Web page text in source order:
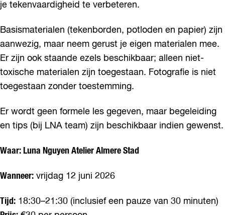
je tekenvaardigheid te verbeteren.
Basismaterialen (tekenborden, potloden en papier) zijn
aanwezig, maar neem gerust je eigen materialen mee.
Er zijn ook staande ezels beschikbaar; alleen niet-
toxische materialen zijn toegestaan. Fotografie is niet
toegestaan zonder toestemming.
Er wordt geen formele les gegeven, maar begeleiding
en tips (bij LNA team) zijn beschikbaar indien gewenst.
Waar: Luna Nguyen Atelier Almere Stad
Wanneer: vrijdag 12 juni 2026
Tijd: 18:30–21:30 (inclusief een pauze van 30 minuten)